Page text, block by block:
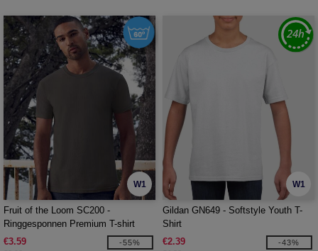
W1
Fruit of the Loom SC200 -
Ringgesponnen Premium T-shirt
€3.59
-55%
W1
Gildan GN649 - Softstyle Youth T-
Shirt
€2.39
-43%